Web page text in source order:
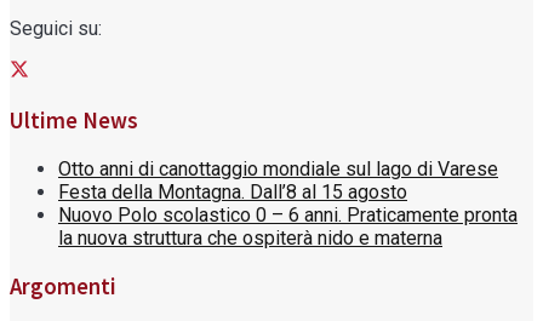
Seguici su:
Ultime News
Otto anni di canottaggio mondiale sul lago di Varese
Festa della Montagna. Dall’8 al 15 agosto
Nuovo Polo scolastico 0 – 6 anni. Praticamente pronta
la nuova struttura che ospiterà nido e materna
Argomenti